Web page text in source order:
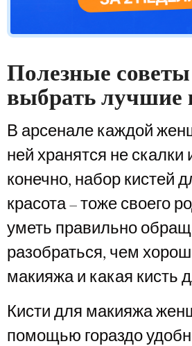
Полезные
выбрать лучшие
В арсенале каждой
ней хранятся не
конечно, набор кистей
красота – тоже своего
уметь правильно
разобраться, чем
макияжа и какая кисть
Кисти для макияжа
помощью гораздо